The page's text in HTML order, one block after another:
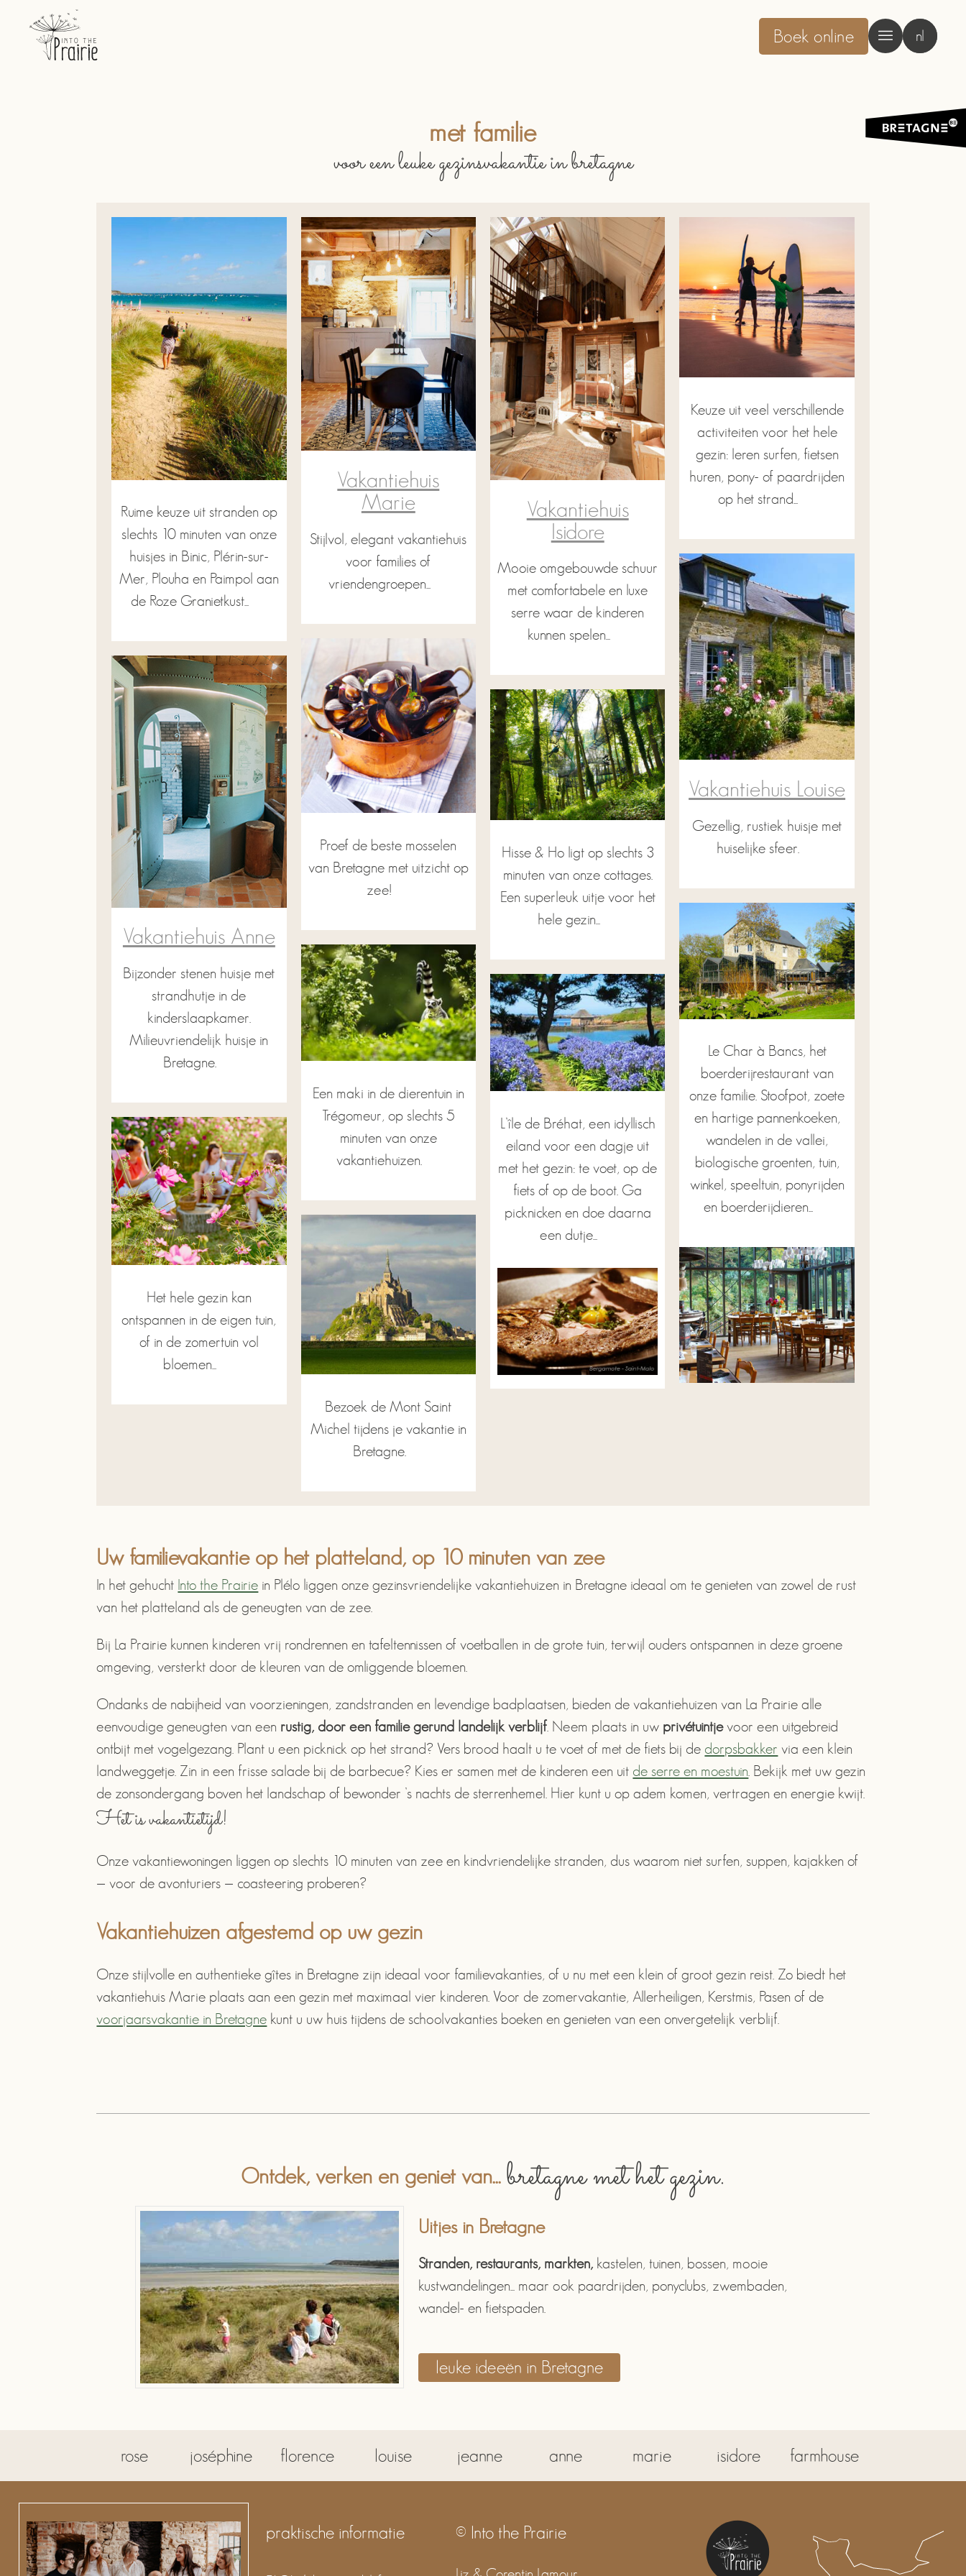
Boek online nl
met familie
voor een leuke gezinsvakantie in bretagne
Ruime keuze uit stranden op
slechts 10 minuten van onze
huisjes in Binic, Plérin-sur-
Mer, Plouha en Paimpol aan
de Roze Granietkust...
Vakantiehuis Anne
Bijzonder stenen huisje met
strandhutje in de
kinderslaapkamer.
Milieuvriendelijk huisje in
Bretagne.
Het hele gezin kan
ontspannen in de eigen tuin,
of in de zomertuin vol
bloemen...
Vakantiehuis
Marie
Stijlvol, elegant vakantiehuis
voor families of
vriendengroepen...
Proef de beste mosselen
van Bretagne met uitzicht op
zee!
Een maki in de dierentuin in
Trégomeur, op slechts 5
minuten van onze
vakantiehuizen.
Bezoek de Mont Saint
Michel tijdens je vakantie in
Bretagne.
Vakantiehuis
Isidore
Mooie omgebouwde schuur
met comfortabele en luxe
serre waar de kinderen
kunnen spelen...
Hisse & Ho ligt op slechts 3
minuten van onze cottages.
Een superleuk uitje voor het
hele gezin...
L’île de Bréhat, een idyllisch
eiland voor een dagje uit
met het gezin: te voet, op de
fiets of op de boot. Ga
picknicken en doe daarna
een dutje...
Keuze uit veel verschillende
activiteiten voor het hele
gezin: leren surfen, fietsen
huren, pony- of paardrijden
op het strand...
Vakantiehuis Louise
Gezellig, rustiek huisje met
huiselijke sfeer.
Le Char à Bancs, het
boerderijrestaurant van
onze familie. Stoofpot, zoete
en hartige pannenkoeken,
wandelen in de vallei,
biologische groenten, tuin,
winkel, speeltuin, ponyrijden
en boerderijdieren...
Uw familievakantie op het platteland, op 10 minuten van zee
In het gehucht Into the Prairie in Plélo liggen onze gezinsvriendelijke vakantiehuizen in Bretagne ideaal om te genieten van zowel de rust
van het platteland als de geneugten van de zee.
Bij La Prairie kunnen kinderen vrij rondrennen en tafeltennissen of voetballen in de grote tuin, terwijl ouders ontspannen in deze groene
omgeving, versterkt door de kleuren van de omliggende bloemen.
Ondanks de nabijheid van voorzieningen, zandstranden en levendige badplaatsen, bieden de vakantiehuizen van La Prairie alle
eenvoudige geneugten van een rustig, door een familie gerund landelijk verblijf. Neem plaats in uw privétuintjevoor een uitgebreid
ontbijt met vogelgezang. Plant u een picknick op het strand? Vers brood haalt u te voet of met de fiets bij de dorpsbakker via een klein
landweggetje. Zin in een frisse salade bij de barbecue? Kies er samen met de kinderen een uit de serre en moestuin. Bekijk met uw gezin
de zonsondergang boven het landschap of bewonder ’s nachts de sterrenhemel. Hier kunt u op adem komen, vertragen en energie kwijt.
Het is vakantietijd!
Onze vakantiewoningen liggen op slechts 10 minuten van zee en kindvriendelijke stranden, dus waarom niet surfen, suppen, kajakken of
— voor de avonturiers — coasteering proberen?
Vakantiehuizen afgestemd op uw gezin
Onze stijlvolle en authentieke gîtes in Bretagne zijn ideaal voor familievakanties, of u nu met een klein of groot gezin reist. Zo biedt het
vakantiehuis Marie plaats aan een gezin met maximaal vier kinderen. Voor de zomervakantie, Allerheiligen, Kerstmis, Pasen of de
voorjaarsvakantie in Bretagne kunt u uw huis tijdens de schoolvakanties boeken en genieten van een onvergetelijk verblijf.
Ontdek, verken en geniet van... bretagne met het gezin.
Uitjes in Bretagne
Stranden, restaurants, markten, kastelen, tuinen, bossen, mooie
kustwandelingen... maar ook paardrijden, ponyclubs, zwembaden,
wandel- en fietspaden.
leuke ideeën in Bretagne
rose joséphine florence louise jeanne anne marie isidore farmhouse
praktische informatie © Into the Prairie